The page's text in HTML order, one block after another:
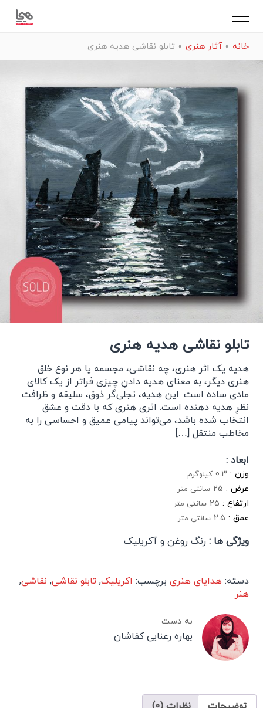
خانه »آثار هنری » تابلو نقاشی هدیه هنری
تابلو نقاشی هدیه هنری
هدیه یک اثر هنری، چه نقاشی، مجسمه یا هر نوع خلق
هنری دیگر، به معنای هدیه دادنِ چیزی فراتر از یک کالای
مادی ساده است. این هدیه، تجلی‌گر ذوق، سلیقه و ظرافت
نظرِ هدیه دهنده است. اثری هنری که با دقت و عشق
انتخاب شده باشد، می‌تواند پیامی عمیق و احساسی را به
مخاطب منتقل […]
ابعاد :
وزن : 0.3 کیلوگرم
عرض : 25 سانتی متر
ارتفاع : 25 سانتی متر
عمق : 2.5 سانتی متر
ویژگی ها : رنگ روغن و آکریلیک
دسته:هدایای هنری برچسب: اکریلیک,تابلو نقاشی, نقاشی,
هنر
به دست
بهاره رعنایی کفاشان